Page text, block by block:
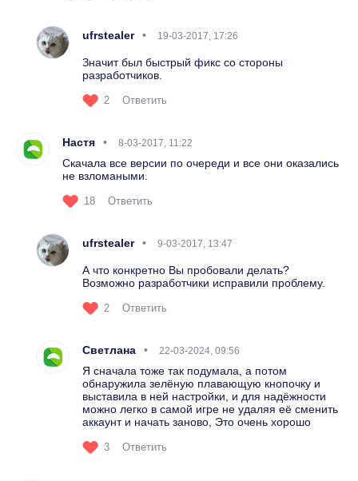
ufrstealer 19-03-2017, 17:26
Значит был быстрый фикс со стороны
разработчиков.
2 Ответить
Настя 8-03-2017, 11:22
Скачала все версии по очереди и все они оказались
не взломаными.
18 Ответить
ufrstealer 9-03-2017, 13:47
А что конкретно Вы пробовали делать?
Возможно разработчики исправили проблему.
2 Ответить
Светлана 22-03-2024, 09:56
Я сначала тоже так подумала, а потом
обнаружила зелёную плавающую кнопочку и
выставила в ней настройки, и для надёжности
можно легко в самой игре не удаляя её сменить
аккаунт и начать заново, Это очень хорошо
3 Ответить